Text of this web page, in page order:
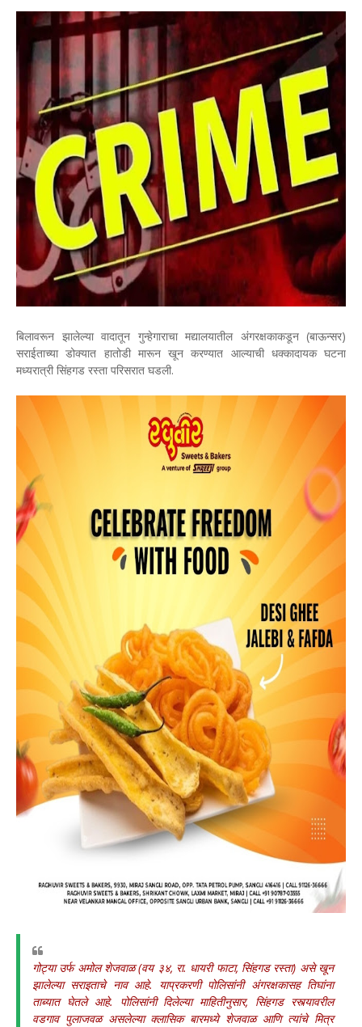
बिलावरून झालेल्या वादातून गुन्हेगाराचा मद्यालयातील अंगरक्षकाकडून (बाऊन्सर)
सराईताच्या डोक्यात हातोडी मारून खून करण्यात आल्याची धक्कादायक घटना
मध्यरात्री सिंहगड रस्ता परिसरात घडली.
गोट्या उर्फ अमोल शेजवाळ (वय ३४, रा. धायरी फाटा, सिंहगड रस्ता) असे खून
झालेल्या सराइताचे नाव आहे. याप्रकरणी पोलिसांनी अंगरक्षकासह तिघांना
ताब्यात घेतले आहे. पोलिसांनी दिलेल्या माहितीनुसार, सिंहगड रस्त्यावरील
वडगाव पुलाजवळ असलेल्या क्लासिक बारमध्ये शेजवाळ आणि त्यांचे मित्र